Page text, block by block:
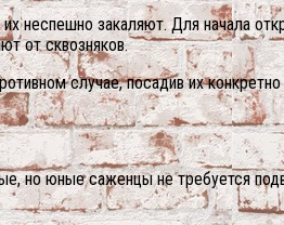
неспешно закаляют. Для начала
от сквозняков.
случае, посадив их
но юные саженцы не требуется